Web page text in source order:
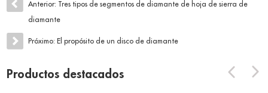
Anterior: Tres tipos de segmentos de diamante de hoja de sierra de
diamante
Próximo: El propósito de un disco de diamante
Productos destacados